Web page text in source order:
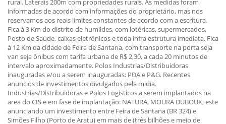
rural. Laterais 200m com propriedades rurais. As medidas foram
informadas de acordo com informações do proprietário, mas nos
reservamos aos reais limites constantes de acordo com a escritura.
Fica à 3 Km do distrito de humildes, com lotéricas, supermercados,
Posto de Saúde, caixas eletrônicos e toda infra estrutura imediata. Fica
à 12 Km da cidade de Feira de Santana, com transporte na porta seja
van seja ônibus com tarifa urbana de R$ 2,30, a cada 20 minutos de
intervalo aproximadamente. Polos Industrias/Distribuidoras
inauguradas e/ou a serem inauguradas: PDA e P&G. Recentes
anuncios de investimentos divulgados pela midia.
Industrias/Distribuidoras e Polos Logisticos a serem implantados na
area do CIS e em fase de implantação: NATURA, MOURA DUBOUX, este
anunciando um investimento entre Feira de Santana (BR 324) e
Simões Filho (Porto de Aratu) em mais de (três bilhões e meio de